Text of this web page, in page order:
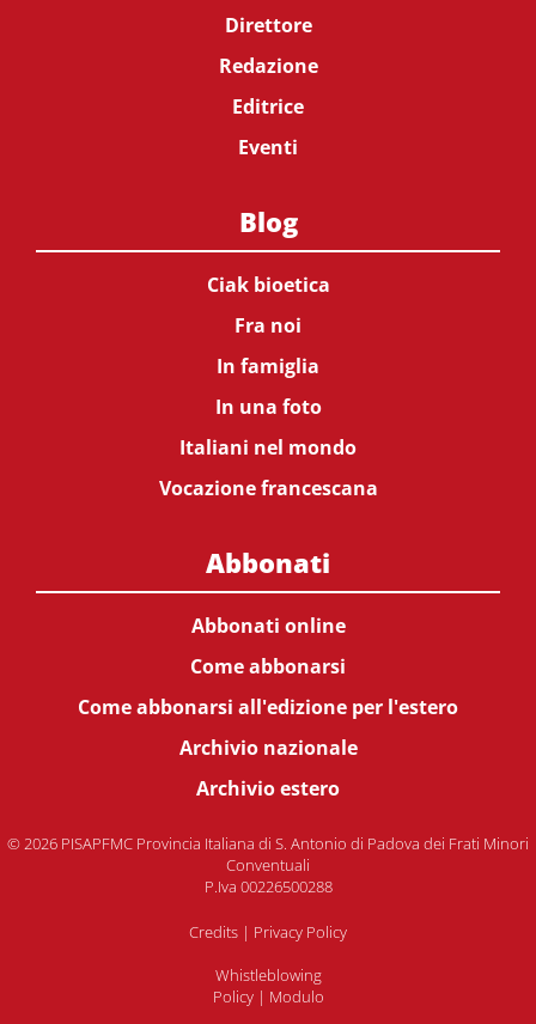
Direttore
Redazione
Editrice
Eventi
Blog
Ciak bioetica
Fra noi
In famiglia
In una foto
Italiani nel mondo
Vocazione francescana
Abbonati
Abbonati online
Come abbonarsi
Come abbonarsi all'edizione per l'estero
Archivio nazionale
Archivio estero
© 2026 PISAPFMC Provincia Italiana di S. Antonio di Padova dei Frati Minori
Conventuali
P.Iva 00226500288
Credits | Privacy Policy
Whistleblowing
Policy| Modulo